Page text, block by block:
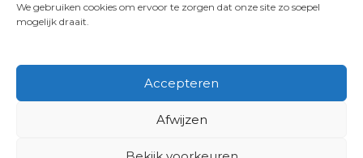
We gebruiken cookies om ervoor te zorgen dat onze site zo soepel
mogelijk draait.
Accepteren
Afwijzen
VOLG ONS OP: